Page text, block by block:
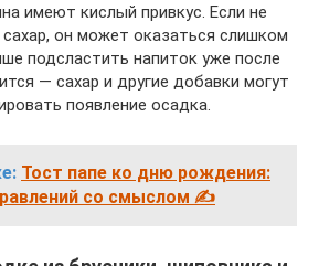
имеют кислый привкус. Если не
он может оказаться слишком
подсластить напиток уже после
— сахар и другие добавки могут
появление осадка.
Тост папе ко дню рождения:
со смыслом ✍